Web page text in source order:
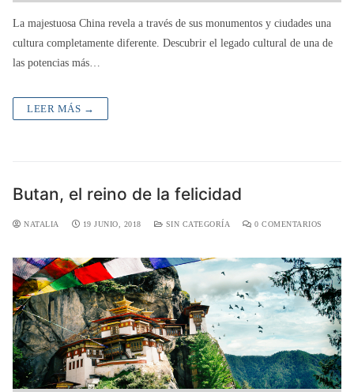
La majestuosa China revela a través de sus monumentos y ciudades una
cultura completamente diferente. Descubrir el legado cultural de una de
las potencias más…
LEER MÁS →
Butan, el reino de la felicidad
NATALIA 19 JUNIO, 2018 SIN CATEGORÍA 0 COMENTARIOS